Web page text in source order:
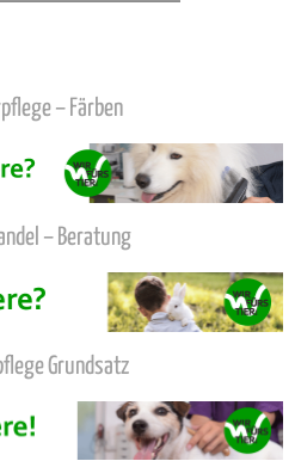
– Färben
– Beratung
Grundsatz